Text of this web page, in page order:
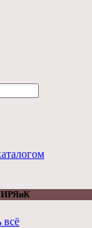
ИРЯиК
всё